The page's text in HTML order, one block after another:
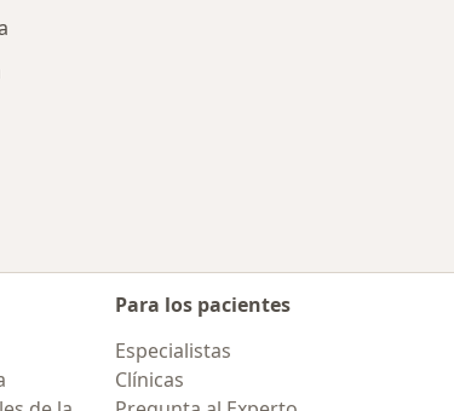
Para los pacientes
Especialistas
Clínicas